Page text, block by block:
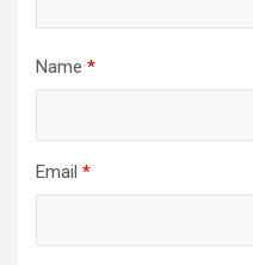
Name *
Email *